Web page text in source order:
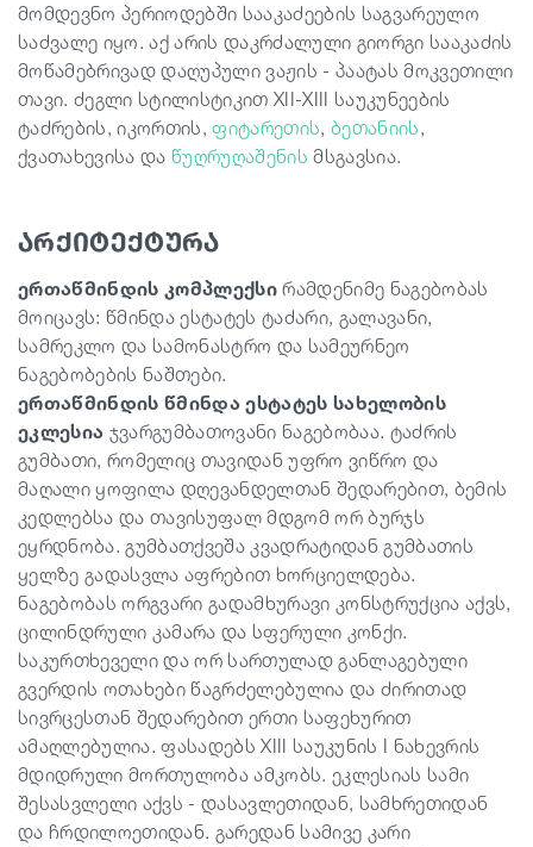
მომდევნო პერიოდებში სააკაძეების საგვარეულო
საძვალე იყო. აქ არის დაკრძალული გიორგი სააკაძის
მოწამებრივად დაღუპული ვაჟის - პაატას მოკვეთილი
თავი. ძეგლი სტილისტიკით XII-XIII საუკუნეების
ტაძრების, იკორთის,ფიტარეთის, ბეთანიის,
ქვათახევისა და წუღრუღაშენის მსგავსია.
არქიტექტურა
ერთაწმინდის კომპლექსირამდენიმე ნაგებობას
მოიცავს: წმინდა ესტატეს ტაძარი, გალავანი,
სამრეკლო და სამონასტრო და სამეურნეო
ნაგებობების ნაშთები.
ერთაწმინდის წმინდა ესტატეს სახელობის
ეკლესია ჯვარგუმბათოვანი ნაგებობაა. ტაძრის
გუმბათი, რომელიც თავიდან უფრო ვიწრო და
მაღალი ყოფილა დღევანდელთან შედარებით, ბემის
კედლებსა და თავისუფალ მდგომ ორ ბურჯს
ეყრდნობა. გუმბათქვეშა კვადრატიდან გუმბათის
ყელზე გადასვლა აფრებით ხორციელდება.
ნაგებობას ორგვარი გადამხურავი კონსტრუქცია აქვს,
ცილინდრული კამარა და სფერული კონქი.
საკურთხეველი და ორ სართულად განლაგებული
გვერდის ოთახები წაგრძელებულია და ძირითად
სივრცესთან შედარებით ერთი საფეხურით
ამაღლებულია. ფასადებსXIII საუკუნის I ნახევრის
მდიდრული მორთულობა ამკობს. ეკლესიას სამი
შესასვლელი აქვს - დასავლეთიდან, სამხრეთიდან
და ჩრდილოეთიდან. გარედან სამივე კარი